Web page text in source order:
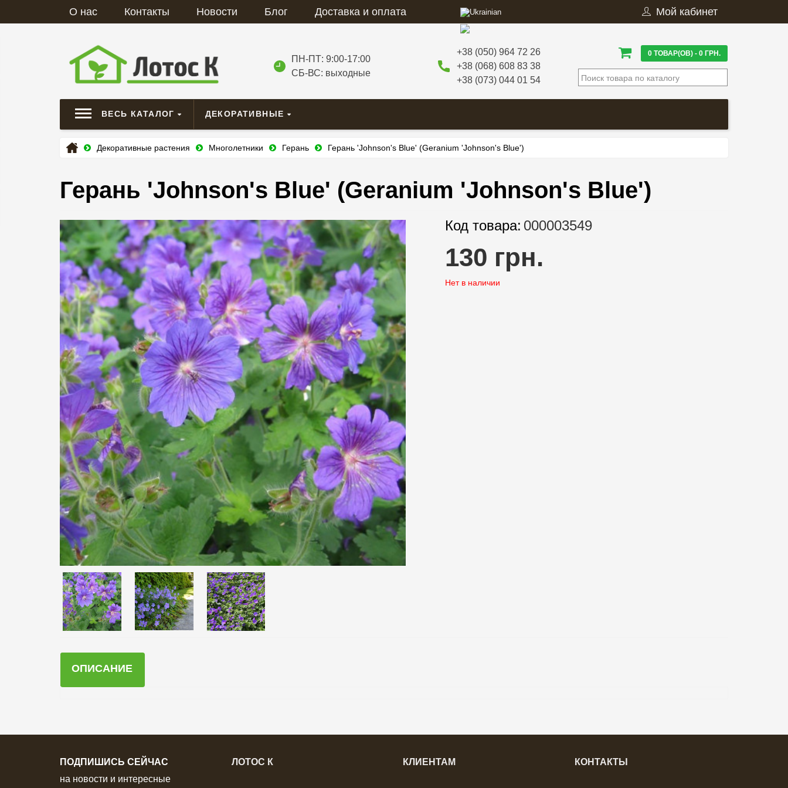
О нас Контакты Новости Блог Доставка и оплата Мой кабинет
ПН-ПТ: 9:00-17:00
СБ-ВС: выходные
+38 (050) 964 72 26
+38 (068) 608 83 38
+38 (073) 044 01 54
0 ТОВАР(ОВ) - 0 ГРН.
ВЕСЬ КАТАЛОГ ДЕКОРАТИВНЫЕ
Декоративные растения Многолетники Герань Герань 'Johnson's Blue' (Geranium 'Johnson's Blue')
Герань 'Johnson's Blue' (Geranium 'Johnson's Blue')
Код товара: 000003549
130 грн.
Нет в наличии
ОПИСАНИЕ
ПОДПИШИСЬ СЕЙЧАС
на новости и интересные
ЛОТОС К КЛИЕНТАМ КОНТАКТЫ